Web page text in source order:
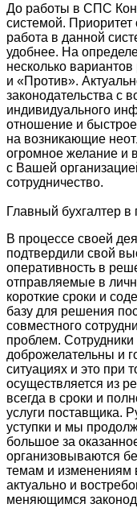
До работы в СПС
системой.
работа в данной
удобнее. На
несколько
и «Против».
законодательства с
индивидуального
отношение и
на возникающие
огромное желание и
с Вашей
сотрудничество.
Главный бухгалтер
В процессе своей
подтвердили свой
оперативность в
отправляемые в
короткие сроки и
базу для решения
совместного
проблем.
доброжелательны и
ситуациях и это при
осуществляется из
всегда в сроки и
услуги поставщика.
уступки и мы
большое за
организовываются
темам и изменениям
актуально и
меняющимся